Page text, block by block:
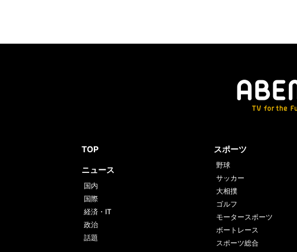
TOP
ニュース
国内
国際
経済・IT
政治
話題
スポーツ
野球
サッカー
大相撲
ゴルフ
モータースポーツ
ボートレース
スポーツ総合